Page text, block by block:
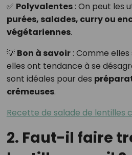
✅ Polyvalentes: On peut les
purées, salades, curry ou
végétariennes.
💡 Bon à savoir: Comme
elles ont tendance à se
sont idéales pour des
crémeuses.
Recette de salade de lentilles
2. Faut-il faire